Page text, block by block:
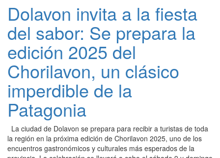
Dolavon invita a la fiesta
del sabor: Se prepara la
edición 2025 del
Chorilavon, un clásico
imperdible de la
Patagonia
La ciudad de Dolavon se prepara para recibir a turistas de toda
la región en la próxima edición de Chorilavon 2025, uno de los
encuentros gastronómicos y culturales más esperados de la